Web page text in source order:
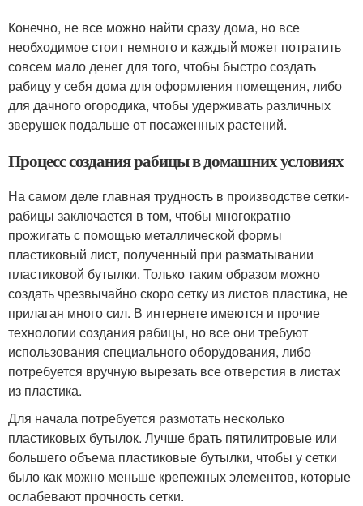
Конечно, не все можно найти сразу дома, но все
необходимое стоит немного и каждый может потратить
совсем мало денег для того, чтобы быстро создать
рабицу у себя дома для оформления помещения, либо
для дачного огородика, чтобы удерживать различных
зверушек подальше от посаженных растений.
Процесс создания рабицы в домашних условиях
На самом деле главная трудность в производстве сетки-
рабицы заключается в том, чтобы многократно
прожигать с помощью металлической формы
пластиковый лист, полученный при разматывании
пластиковой бутылки. Только таким образом можно
создать чрезвычайно скоро сетку из листов пластика, не
прилагая много сил. В интернете имеются и прочие
технологии создания рабицы, но все они требуют
использования специального оборудования, либо
потребуется вручную вырезать все отверстия в листах
из пластика.
Для начала потребуется размотать несколько
пластиковых бутылок. Лучше брать пятилитровые или
большего объема пластиковые бутылки, чтобы у сетки
было как можно меньше крепежных элементов, которые
ослабевают прочность сетки.